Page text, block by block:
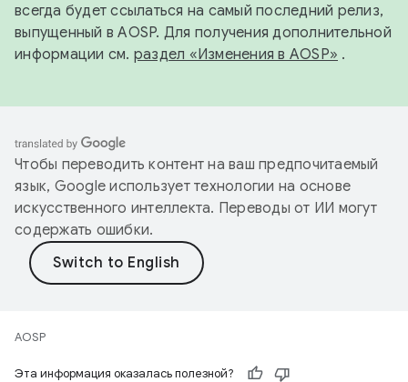
всегда будет ссылаться на самый последний релиз,
выпущенный в AOSP. Для получения дополнительной
информации см. раздел «Изменения в AOSP» .
Чтобы переводить контент на ваш предпочитаемый
язык, Google использует технологии на основе
искусственного интеллекта. Переводы от ИИ могут
содержать ошибки.
AOSP
Эта информация оказалась полезной?